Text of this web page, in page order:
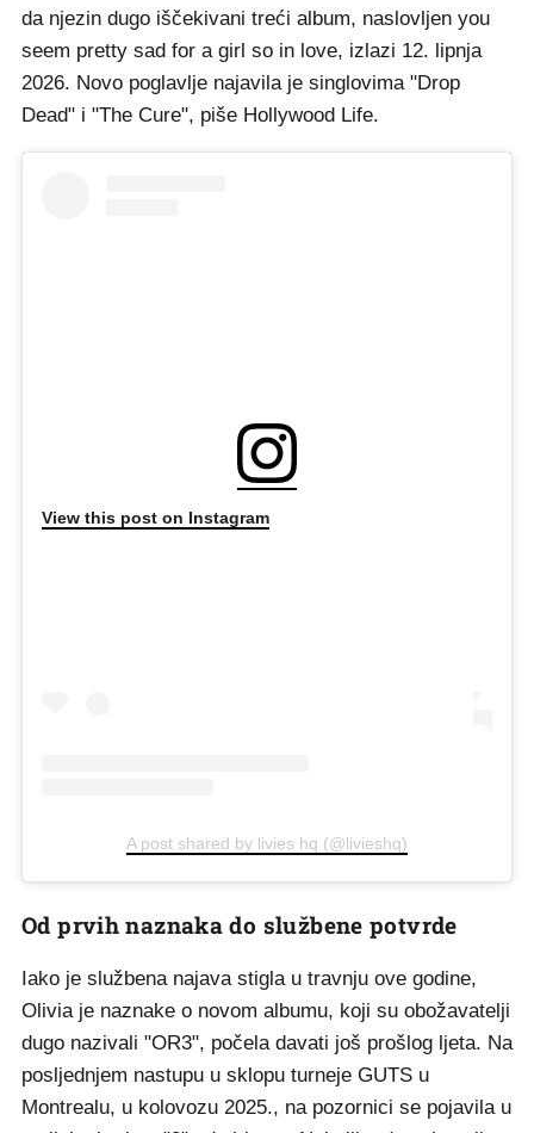
da njezin dugo iščekivani treći album, naslovljen you
seem pretty sad for a girl so in love, izlazi 12. lipnja
2026. Novo poglavlje najavila je singlovima "Drop
Dead" i "The Cure", piše Hollywood Life.
View this post on Instagram
A post shared by livies hq (@livieshq)
Od prvih naznaka do službene potvrde
Iako je službena najava stigla u travnju ove godine,
Olivia je naznake o novom albumu, koji su obožavatelji
dugo nazivali "OR3", počela davati još prošlog ljeta. Na
posljednjem nastupu u sklopu turneje GUTS u
Montrealu, u kolovozu 2025., na pozornici se pojavila u